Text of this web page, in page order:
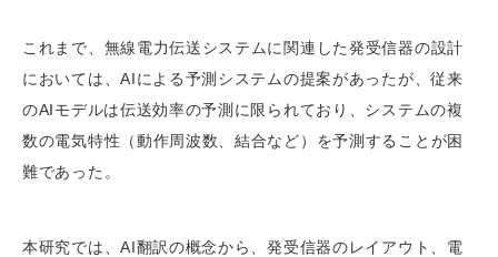
これまで、無線電力伝送システムに関連した発受信器の設計
においては、AIによる予測システムの提案があったが、従来
のAIモデルは伝送効率の予測に限られており、システムの複
数の電気特性（動作周波数、結合など）を予測することが困
難であった。
本研究では、AI翻訳の概念から、発受信器のレイアウト、電